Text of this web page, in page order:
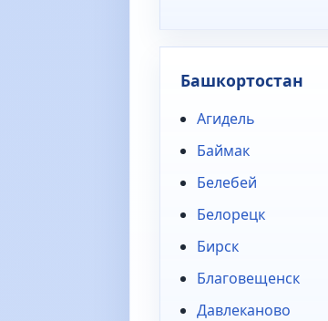
Башкортостан
Агидель
Баймак
Белебей
Белорецк
Бирск
Благовещенск
Давлеканово